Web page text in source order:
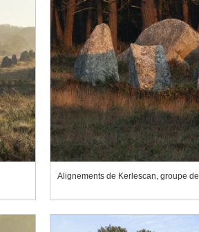
Alignements de Kerlescan, groupe